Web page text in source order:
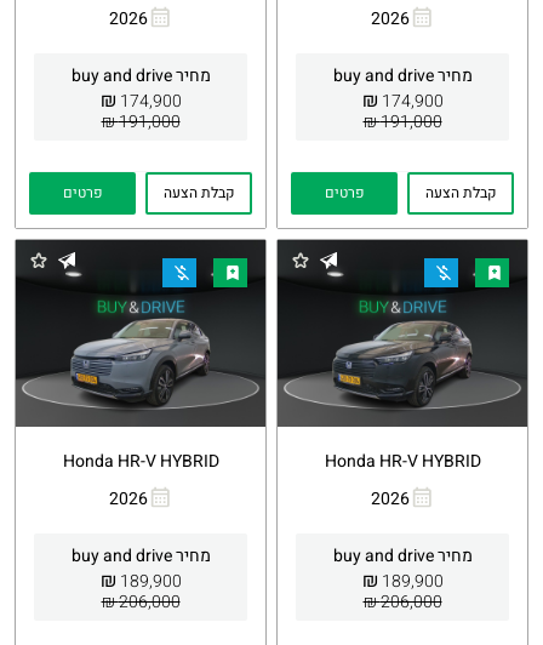
2026
מחיר buy and drive
174,900
₪
191,000 ₪
Whatsapp
קבלת הצעה פרטים
2026
מחיר buy and drive
174,900
₪
191,000 ₪
Whatsapp
קבלת הצעה פרטים
Honda HR-V HYBRID
2026
מחיר buy and drive
189,900
₪
206,000 ₪
Whatsapp
Honda HR-V HYBRID
2026
מחיר buy and drive
189,900
₪
206,000 ₪
Whatsapp